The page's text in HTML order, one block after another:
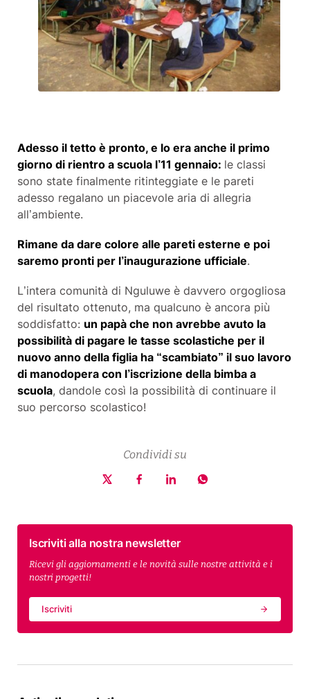
Adesso il tetto è pronto, e lo era anche il primo
giorno di rientro a scuola l’11 gennaio: le classi
sono state finalmente ritinteggiate e le pareti
adesso regalano un piacevole aria di allegria
all’ambiente.
Rimane da dare colore alle pareti esterne e poi
saremo pronti per l’inaugurazione ufficiale.
L’intera comunità di Nguluwe è davvero orgogliosa
del risultato ottenuto, ma qualcuno è ancora più
soddisfatto: un papà che non avrebbe avuto la
possibilità di pagare le tasse scolastiche per il
nuovo anno della figlia ha “scambiato” il suo lavoro
di manodopera con l’iscrizione della bimba a
scuola, dandole così la possibilità di continuare il
suo percorso scolastico!
Iscriviti alla nostra newsletter
Ricevi gli aggiornamenti e le novità sulle nostre attività e i
nostri progetti!
Iscriviti
Condividi su